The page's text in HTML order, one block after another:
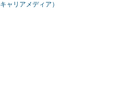
ャリアメディア）